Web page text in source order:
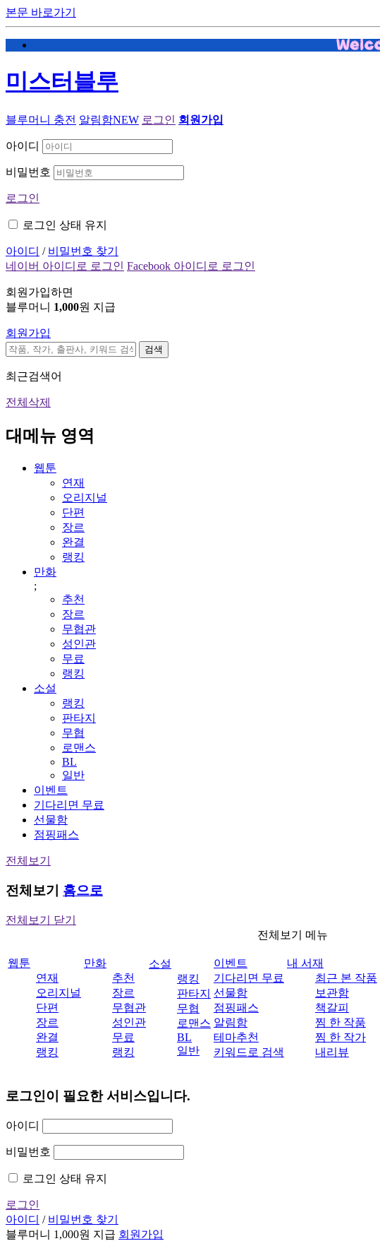
본문 바로가기
미스터블루
블루머니 충전 알림함NEW 로그인 회원가입
아이디
비밀번호
로그인
로그인 상태 유지
아이디 / 비밀번호 찾기
네이버 아이디로 로그인 Facebook 아이디로 로그인
회원가입하면
블루머니 1,000원 지급
회원가입
검색
최근검색어
전체삭제
대메뉴 영역
웹툰
연재
오리지널
단편
장르
완결
랭킹
만화
;
추천
장르
무협관
성인관
무료
랭킹
소설
랭킹
판타지
무협
로맨스
BL
일반
이벤트
기다리면 무료
선물함
점핑패스
전체보기
전체보기 홈으로
전체보기 닫기
전체보기 메뉴
웹툰
연재
오리지널
단편
장르
완결
랭킹
만화
추천
장르
무협관
성인관
무료
랭킹
소설
랭킹
판타지
무협
로맨스
BL
일반
이벤트
기다리면 무료
선물함
점핑패스
알림함
테마추천
키워드로 검색
내 서재
최근 본 작품
보관함
책갈피
찜 한 작품
찜 한 작가
내리뷰
로그인이 필요한 서비스입니다.
아이디
비밀번호
로그인 상태 유지
로그인
아이디 / 비밀번호 찾기
블루머니 1,000원 지급 회원가입